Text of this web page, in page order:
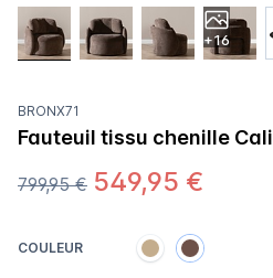
+16
BRONX71
Fauteuil tissu chenille
799,95 € 549,95 €
COULEUR